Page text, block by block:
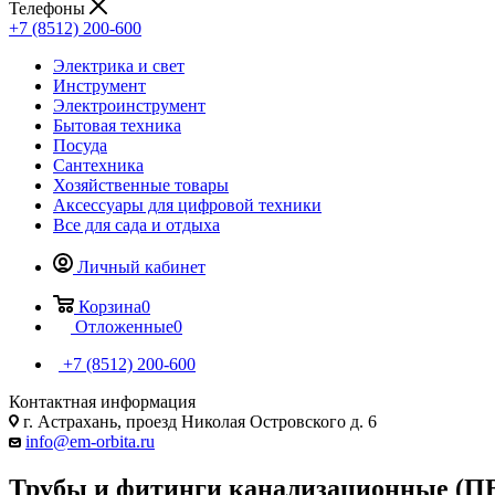
Телефоны
+7 (8512) 200-600
Электрика и свет
Инструмент
Электроинструмент
Бытовая техника
Посуда
Сантехника
Хозяйственные товары
Аксессуары для цифровой техники
Все для сада и отдыха
Личный кабинет
Корзина0
Отложенные0
+7 (8512) 200-600
Контактная информация
г. Астрахань, проезд Николая Островского д. 6
info@em-orbita.ru
Трубы и фитинги канализационные